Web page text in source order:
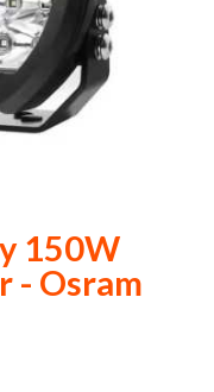
150W
- Osram